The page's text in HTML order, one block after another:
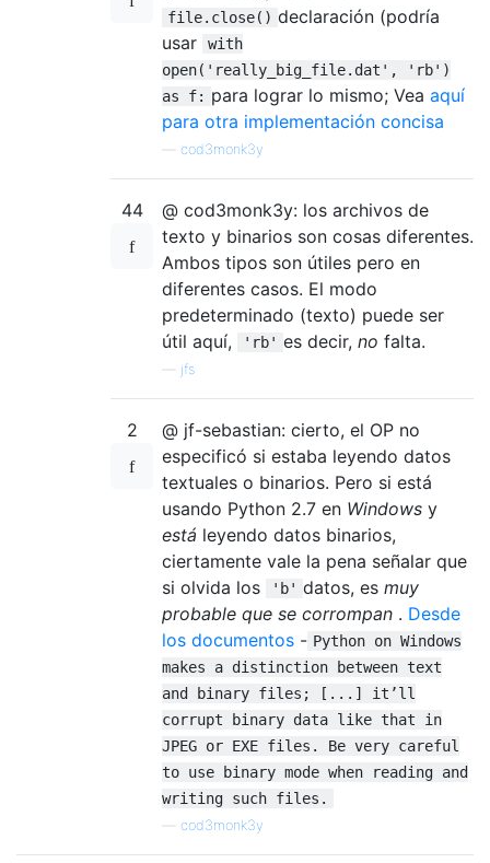
file.close() declaración (podría
usar
with
open('really_big_file.dat', 'rb')
as f: para lograr lo mismo; Vea aquí
para otra implementación concisa
cod3monk3y
44
@ cod3monk3y: los archivos de
texto y binarios son cosas diferentes.
Ambos tipos son útiles pero en
diferentes casos. El modo
predeterminado (texto) puede ser
útil aquí,
'rb' es decir, no falta.
jfs
2
@ jf-sebastian: cierto, el OP no
especificó si estaba leyendo datos
textuales o binarios. Pero si está
usando Python 2.7 en Windows y
está leyendo datos binarios,
ciertamente vale la pena señalar que
si olvida los
'b' datos, es muy
probable que se corrompan . Desde
los documentos - Python on Windows
makes a distinction between text
and binary files; [...] it’ll
corrupt binary data like that in
JPEG or EXE files. Be very careful
to use binary mode when reading and
writing such files.
cod3monk3y